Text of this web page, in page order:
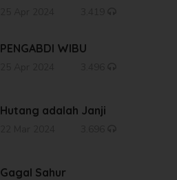
PENGABDI WIBU
Hutang adalah Janji
Gagal Sahur